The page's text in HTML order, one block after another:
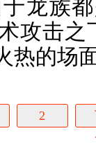
龙族
攻击
热的场
2